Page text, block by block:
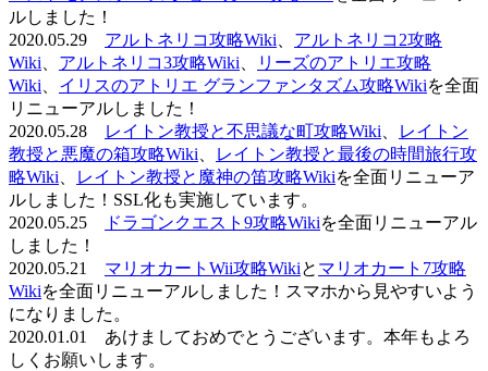
ルしました！
2020.05.29 アルトネリコ攻略Wiki
アルトネリコ2攻略
Wiki
アルトネリコ3攻略Wiki
リーズのアトリエ攻略
Wiki
イリスのアトリエ グランファンタズム攻略Wikiを全面
リニューアルしました！
2020.05.28
レイトン教授と不思議な町攻略Wiki
レイトン
教授と悪魔の箱攻略Wiki
レイトン教授と最後の時間旅行攻
略Wiki
レイトン教授と魔神の笛攻略Wikiを全面リニューア
ルしました！SSL化も実施しています。
2020.05.25
ドラゴンクエスト9攻略Wikiを全面リニューアル
しました！
2020.05.21 マリオカートWii攻略Wikiと マリオカート7攻略
Wikiを全面リニューアルしました！スマホから見やすいよう
になりました。
2020.01.01 あけましておめでとうございます。本年もよろ
しくお願いします。